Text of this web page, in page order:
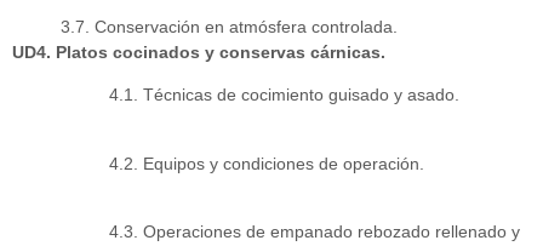
3.7. Conservación en atmósfera controlada.
UD4. Platos cocinados y conservas cárnicas.
4.1. Técnicas de cocimiento guisado y asado.
4.2. Equipos y condiciones de operación.
4.3. Operaciones de empanado rebozado rellenado y